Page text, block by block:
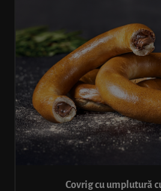
Covrig cu umplutură